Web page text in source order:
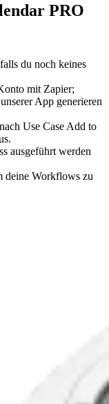
PRO
du noch keines
mit Zapier;
App generieren
Use Case Add to
ausgeführt werden
deine Workflows zu